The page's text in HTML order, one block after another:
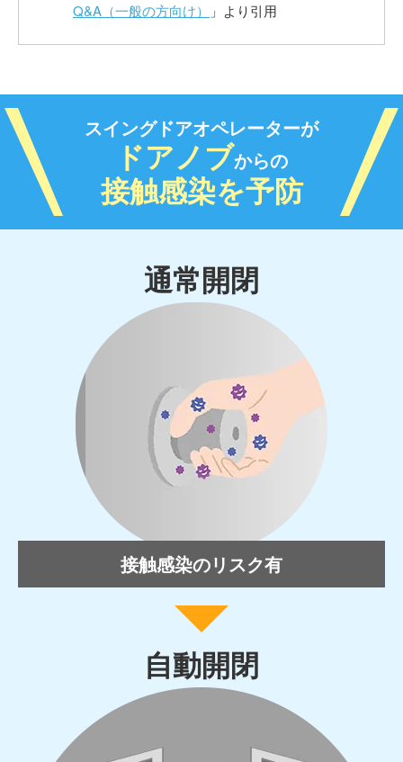
Q&A（一般の方向け）
」より引用
スイングドアオペレーターが
ドアノブからの
接触感染を予防
通常開閉
接触感染のリスク有
自動開閉